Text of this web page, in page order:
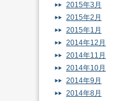
2015年3月
2015年2月
2015年1月
2014年12月
2014年11月
2014年10月
2014年9月
2014年8月